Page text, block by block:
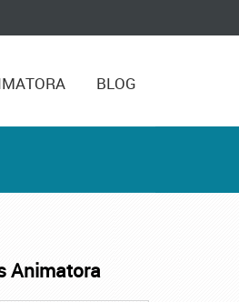
BLOG
Warszawa
Animatora